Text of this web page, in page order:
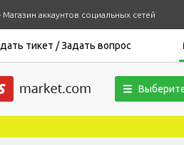
Магазин аккаунтов социальных сетей
тикет / Задать вопрос